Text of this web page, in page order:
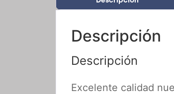
Descripción
Descripción
Excelente calidad